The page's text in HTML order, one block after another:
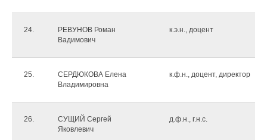
24.
РЕВУНОВ Роман
Вадимович
к.э.н., доцент
25.
СЕРДЮКОВА Елена
Владимировна
к.ф.н., доцент, директор
26.
СУЩИЙ Сергей
Яковлевич
д.ф.н., г.н.с.